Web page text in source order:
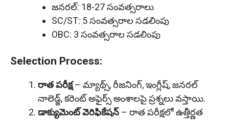
జనరల్: 18-27 సంవత్సరాలు
SC/ST: 5 సంవత్సరాల సడలింపు
OBC: 3 సంవత్సరాల సడలింపు
Selection Process:
రాత పరీక్ష– మ్యాథ్స్, రీజనింగ్, ఇంగ్లీష్, జనరల్
నాలెడ్జ్, కరెంట్ అఫైర్స్ అంశాలపై ప్రశ్నలు వస్తాయి.
డాక్యుమెంట్ వెరిఫికేషన్ – రాత పరీక్షలో ఉత్తీర్ణత